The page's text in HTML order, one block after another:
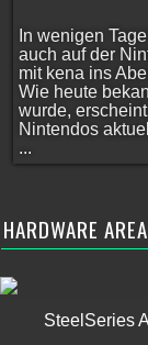
In wenigen
auch auf der
mit kena ins
Wie heute
wurde,
Nintendos
...
HARDWARE AREA
SteelSeries